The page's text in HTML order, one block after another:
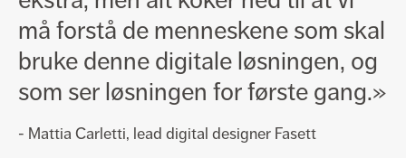
må forstå de menneskene som skal
bruke denne digitale løsningen, og
som ser løsningen for første gang.»
- Mattia Carletti, lead digital designer Fasett